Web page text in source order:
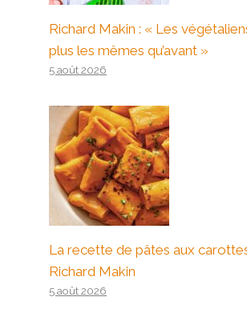
Richard Makin : « Les
plus les mêmes qu’avant »
5 août 2026
La recette de pâtes aux
Richard Makin
5 août 2026